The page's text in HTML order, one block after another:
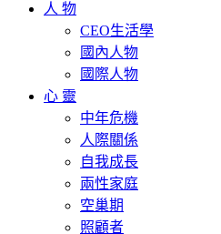
人 物
CEO生活學
國內人物
國際人物
心 靈
中年危機
人際關係
自我成長
兩性家庭
空巢期
照顧者